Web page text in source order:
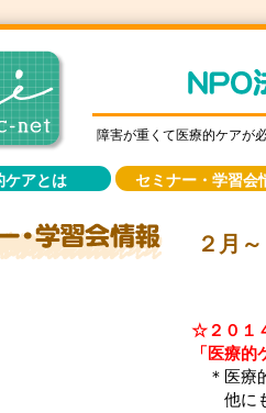
障害が重くて医療的ケアが
ケアとは セミナー・学習会
２月
☆２０１
「医療
＊医療
他にも